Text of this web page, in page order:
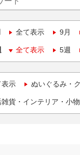
全て表示 9月
全て表示 5週
表示 ぬいぐるみ・
貨・インテリア・小物